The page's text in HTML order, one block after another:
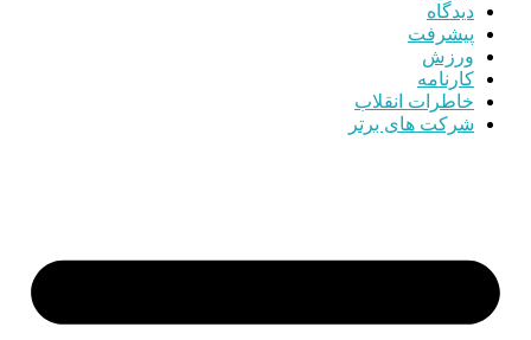
دیدگاه
پیشرفت
ورزش
کارنامه
خاطرات انقلاب
شرکت های برتر